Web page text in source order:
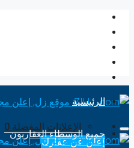
الإعلانات المفضلة 0
إعلن عن عقارك
الرئيسية
جميع الوسطاء العقاريون